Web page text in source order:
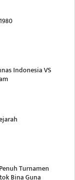
Indonesia VS
Turnamen
Bina Guna